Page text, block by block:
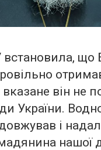
що
він не
України.
і
нашої